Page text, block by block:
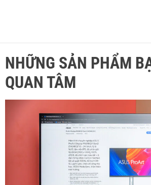
NHỮNG SẢN PHẨM
QUAN TÂM